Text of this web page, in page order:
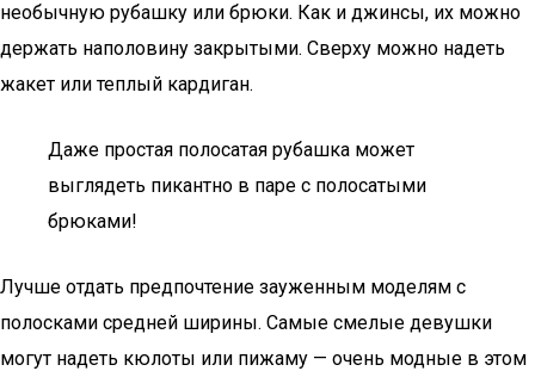
необычную рубашку или брюки. Как и джинсы, их можно
держать наполовину закрытыми. Сверху можно надеть
жакет или теплый кардиган.
Даже простая полосатая рубашка может
выглядеть пикантно в паре с полосатыми
брюками!
Лучше отдать предпочтение зауженным моделям с
полосками средней ширины. Самые смелые девушки
могут надеть кюлоты или пижаму — очень модные в этом